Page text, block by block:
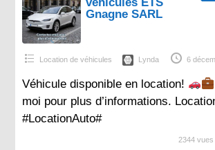
Gnagne SARL
Location de véhicules Lynda 6
Véhicule disponible en location!
moi pour plus d’informations.
#LocationAuto#
2344